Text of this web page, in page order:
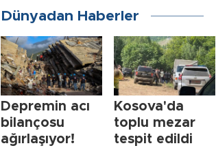
Dünyadan Haberler
Depremin acı
bilançosu
ağırlaşıyor!
Kosova'da
toplu mezar
tespit edildi